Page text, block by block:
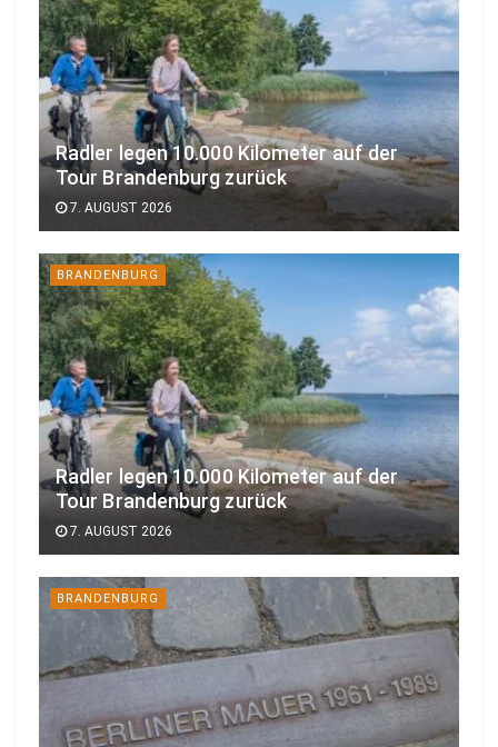
Radler legen 10.000 Kilometer auf der
Tour Brandenburg zurück
7. AUGUST 2026
BRANDENBURG
Radler legen 10.000 Kilometer auf der
Tour Brandenburg zurück
7. AUGUST 2026
BRANDENBURG